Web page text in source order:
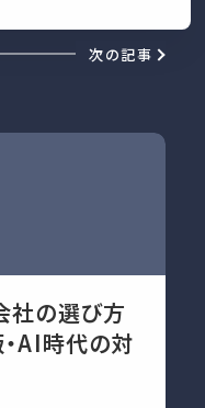
次の記事
社の選び方
AI時代の対